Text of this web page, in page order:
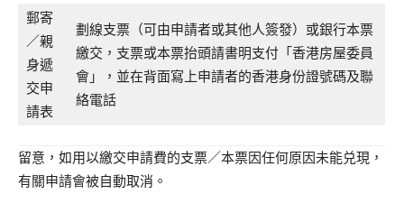
郵寄
／親
身遞
交申
請表
劃線支票（可由申請者或其他人簽發）或銀行本票
繳交，支票或本票抬頭請書明支付「香港房屋委員
會」，並在背面寫上申請者的香港身份證號碼及聯
絡電話
留意，如用以繳交申請費的支票／本票因任何原因未能兑現，
有關申請會被自動取消。